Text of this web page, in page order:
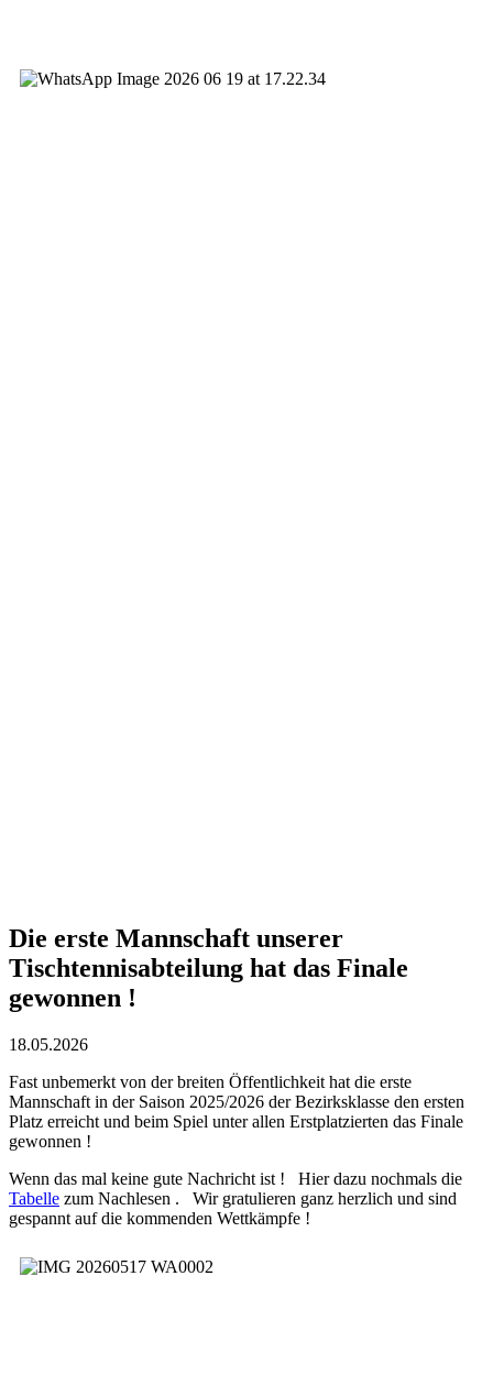
Die erste Mannschaft unserer
Tischtennisabteilung hat das Finale
gewonnen !
18.05.2026
Fast unbemerkt von der breiten Öffentlichkeit hat die erste
Mannschaft in der Saison 2025/2026 der Bezirksklasse den ersten
Platz erreicht und beim Spiel unter allen Erstplatzierten das Finale
gewonnen !
Wenn das mal keine gute Nachricht ist ! Hier dazu nochmals die
Tabelle zum Nachlesen . Wir gratulieren ganz herzlich und sind
gespannt auf die kommenden Wettkämpfe !